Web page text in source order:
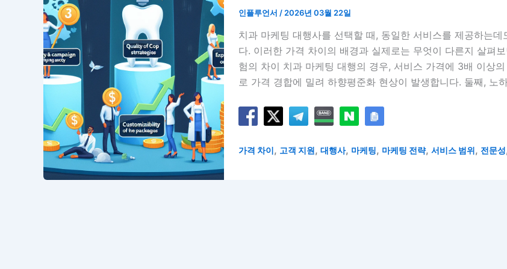
인플루언서 / 2026년 03월 22일
치과 마케팅 대행사를 선택할 때, 동일한 서비스를 제공하는
다. 이러한 가격 차이의 배경과 실제로는 무엇이 다른지 살펴
험의 차이 치과 마케팅 대행의 경우, 서비스 가격에 3배 이상
로 가격 경합에 밀려 하향평준화 현상이 발생합니다. 둘째, 노
가격 차이, 고객 지원, 대행사, 마케팅, 마케팅 전략, 서비스 범위, 전문성